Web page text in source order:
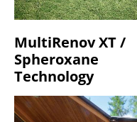
MultiRenov XT /
Spheroxane
Technology